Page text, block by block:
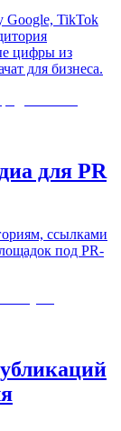
Google, TikTok
цифры из
для бизнеса.
для PR
ссылками
под PR-